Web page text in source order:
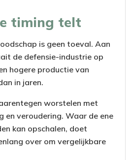
timing telt
is geen toeval. Aan
de defensie-industrie op
hogere productie van
in jaren.
worstelen met
en veroudering. Waar de ene
kan opschalen, doet
over om vergelijkbare